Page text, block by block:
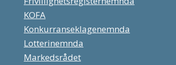
KOFA
Konkurranseklagenemnda
Lotterinemnda
Markedsrådet